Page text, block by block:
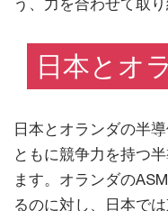
う、力を合わせて取
日本とオ
日本とオランダの半
ともに競争力を持つ
ます。オランダの
るのに対し、日本で